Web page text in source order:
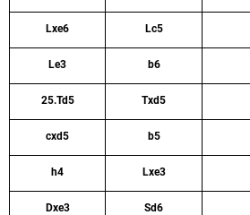
Lxe6 Lc5
Le3 b6
25.Td5 Txd5
cxd5 b5
h4 Lxe3
Dxe3 Sd6